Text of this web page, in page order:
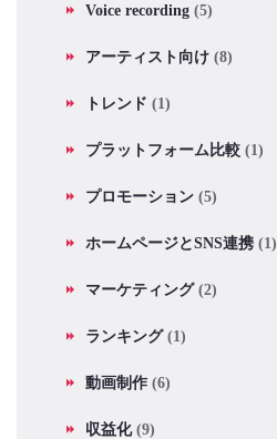
Voice recording (5)
アーティスト向け (8)
トレンド (1)
プラットフォーム比較 (1)
プロモーション (5)
ホームページとSNS連携 (1)
マーケティング(2)
ランキング(1)
動画制作 (6)
収益化(9)